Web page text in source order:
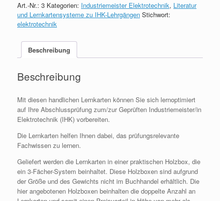
quantity
Art.-Nr.: 3 Kategorien: Industriemeister Elektrotechnik, Literatur
und Lernkartensysteme zu IHK-Lehrgängen Stichwort:
elektrotechnik
Beschreibung
Beschreibung
Mit diesen handlichen Lernkarten können Sie sich lernoptimiert
auf Ihre Abschlussprüfung zum/zur Geprüften Industriemeister/in
Elektrotechnik (IHK) vorbereiten.
Die Lernkarten helfen Ihnen dabei, das prüfungsrelevante
Fachwissen zu lernen.
Geliefert werden die Lernkarten in einer praktischen Holzbox, die
ein 3-Fächer-System beinhaltet. Diese Holzboxen sind aufgrund
der Größe und des Gewichts nicht im Buchhandel erhältlich. Die
hier angebotenen Holzboxen beinhalten die doppelte Anzahl an